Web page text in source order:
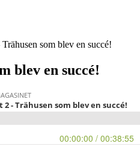
som blev en succé!
blev en succé!